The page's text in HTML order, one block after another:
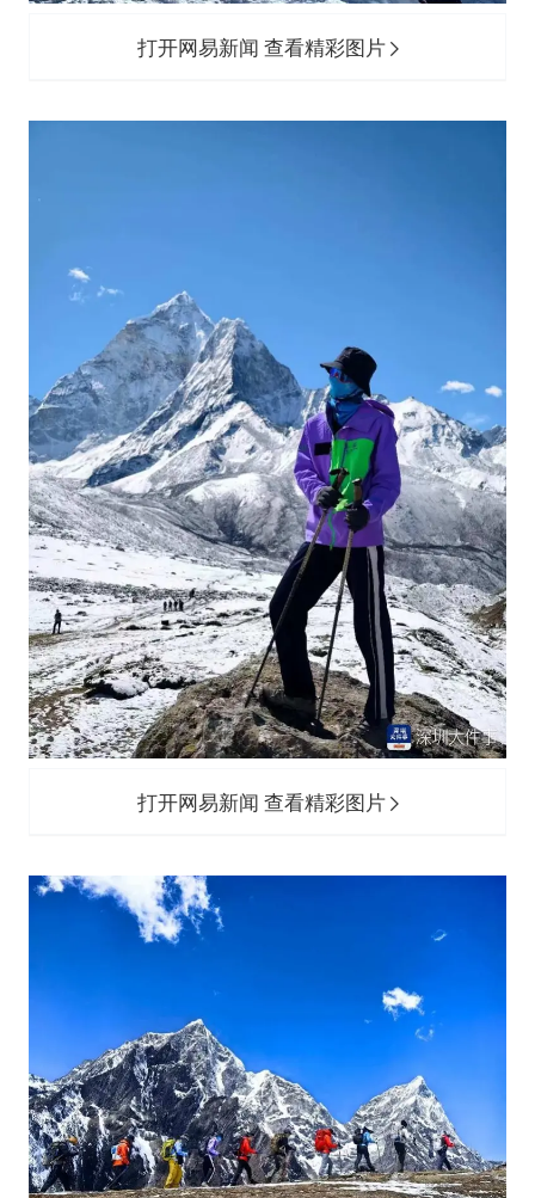
打开网易新闻 查看精彩图片
打开网易新闻 查看精彩图片